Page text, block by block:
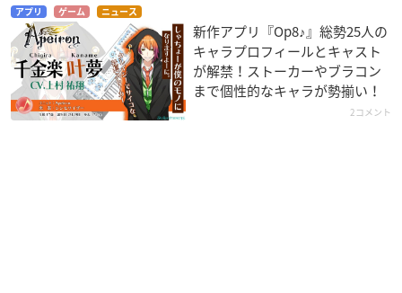
アプリ ゲーム ニュース
新作アプリ『Op8♪』総勢25人の
キャラプロフィールとキャスト
が解禁！ストーカーやブラコン
まで個性的なキャラが勢揃い！
2コメント